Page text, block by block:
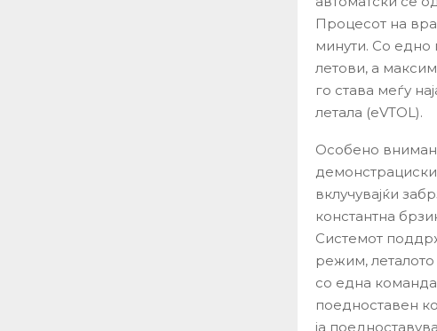
Процесот на
минути. Со
летови, а
го става меѓу
летала (eVTOL).
Особено
вклучувајќи
константна
Системот
режим,
со една
поедноставен
ја